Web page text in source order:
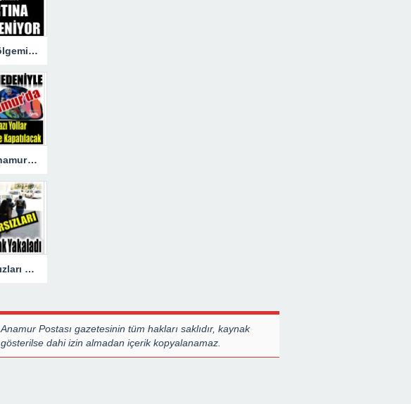
Dikkat ! Fırtına Bölgemizde Etkili Olacak
8. Bisiklet Turu Anamur’dan Başlıyor. Bazı Yollar Trafiğe Kapatılacak
Mersin Polisi Hırsızları Kıskıvrak Yakaladı
Anamur Postası gazetesinin tüm hakları saklıdır, kaynak
gösterilse dahi izin almadan içerik kopyalanamaz.